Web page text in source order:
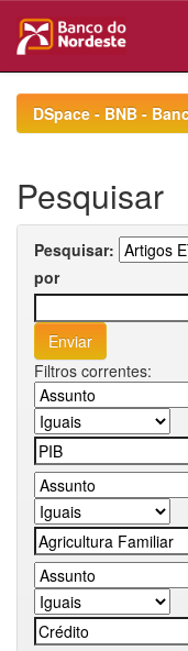
navigationDSpace - BNB -
Pesquisar
Pesquisar:
por
Filtros correntes: